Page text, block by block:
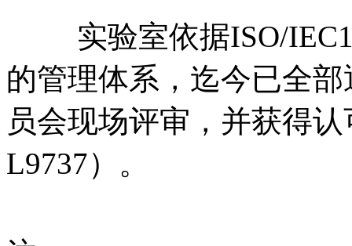
实验室依据ISO/
的管理体系，迄今已全
员会现场评审，并获得
L9737）。